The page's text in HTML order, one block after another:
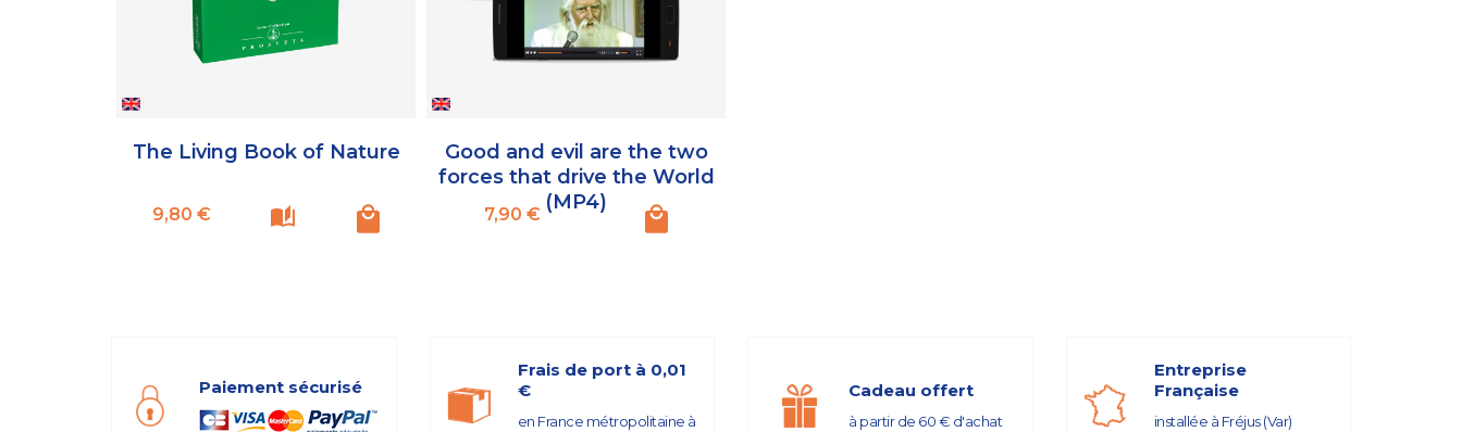
The Living Book of Nature
Prix
9,80 €
Good and evil are the two
forces that drive the World
(MP4)
Prix
7,90 €
Paiement sécurisé
Frais de port à 0,01
€
en France métropolitaine à
Cadeau offert
à partir de 60 € d'achat
Entreprise
Française
installée à Fréjus (Var)